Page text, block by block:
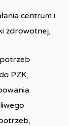
centrum i
zdrowotnej,
PZK,